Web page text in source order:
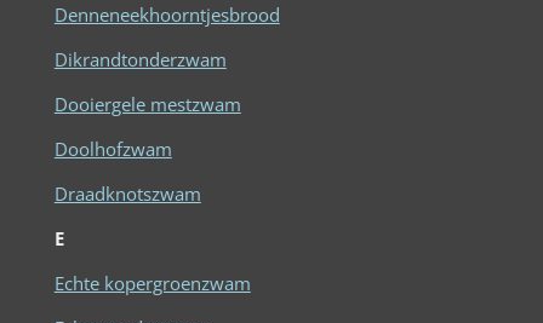
Denneneekhoorntjesbrood
Dikrandtonderzwam
Dooiergele mestzwam
Doolhofzwam
Draadknotszwam
E
Echte kopergroenzwam